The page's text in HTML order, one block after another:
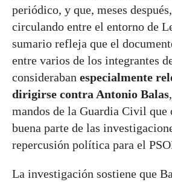
periódico, y que, meses
circulando entre el entorno de
sumario refleja que el
entre varios de los integrantes
consideraban especialmente
dirigirse contra Antonio Balas
mandos de la Guardia Civil que
buena parte de las
repercusión política para el
La investigación sostiene que